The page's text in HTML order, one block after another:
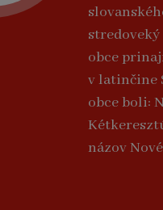
stredoveký
obce
v latinčine
obce boli:
názov